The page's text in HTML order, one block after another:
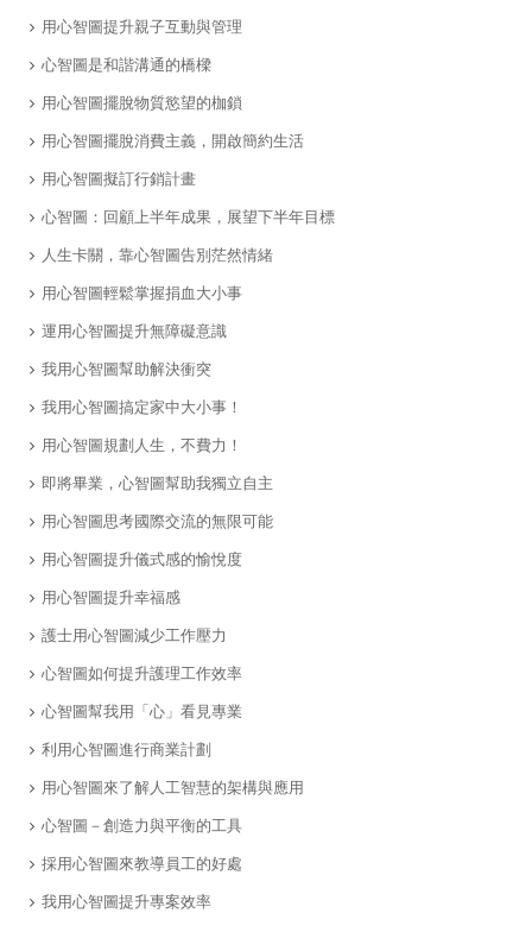
用心智圖提升親子互動與管理
心智圖是和諧溝通的橋樑
用心智圖擺脫物質慾望的枷鎖
用心智圖擺脫消費主義，開啟簡約生活
用心智圖擬訂行銷計畫
​心智圖：回顧上半年成果，展望下半年目標
​人生卡關，靠心智圖告別茫然情緒
​用心智圖輕鬆掌握捐血大小事
運用心智圖提升無障礙意識
我用心智圖幫助解決衝突
我用心智圖搞定家中大小事！
用心智圖規劃人生，不費力！
即將畢業，心智圖幫助我獨立自主
用心智圖思考國際交流的無限可能
用心智圖提升儀式感的愉悅度
用心智圖提升幸福感
​護士用心智圖減少工作壓力
​心智圖如何提升護理工作效率
心智圖幫我用「心」看見專業
利用心智圖進行商業計劃
用心智圖來了解人工智慧的架構與應用
心智圖－創造力與平衡的工具
採用心智圖來教導員工的好處
我用心智圖提升專案效率